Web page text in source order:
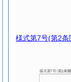
様式第7号(第2条